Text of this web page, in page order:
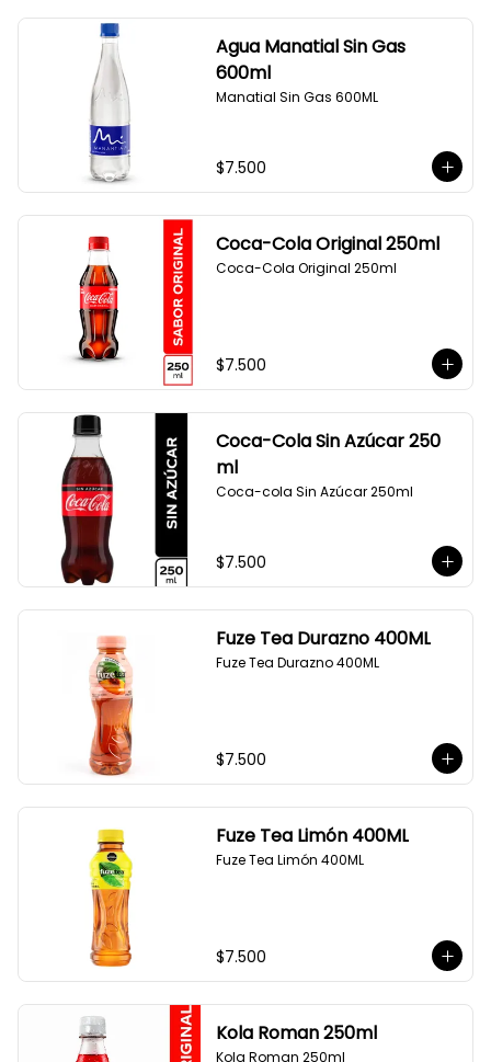
Agua Manatial Sin Gas
600ml
Manatial Sin Gas 600ML
$7.500
Coca-Cola Original 250ml
Coca-Cola Original 250ml
$7.500
Coca-Cola Sin Azúcar 250
ml
Coca-cola Sin Azúcar 250ml
$7.500
Fuze Tea Durazno 400ML
Fuze Tea Durazno 400ML
$7.500
Fuze Tea Limón 400ML
Fuze Tea Limón 400ML
$7.500
Kola Roman 250ml
Kola Roman 250ml